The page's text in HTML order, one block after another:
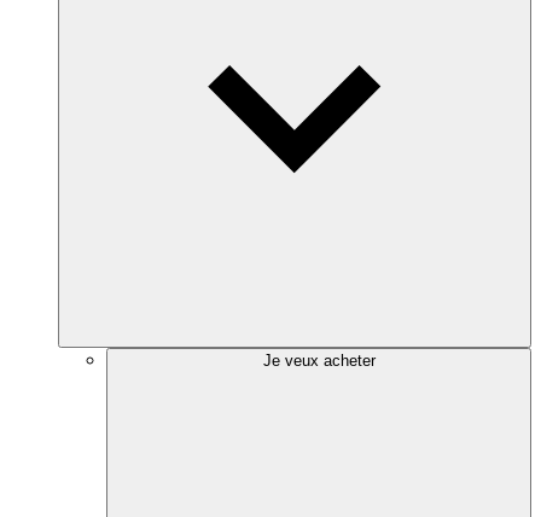
Je veux acheter